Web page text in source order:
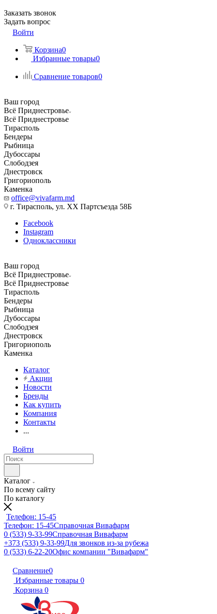
Заказать звонок
Задать вопрос
Войти
Корзина0
Избранные товары0
Сравнение товаров0
Ваш город
Всё Приднестровье
Всё Приднестровье
Тирасполь
Бендеры
Рыбница
Дубоссары
Слободзея
Днестровск
Григориополь
Каменка
office@vivafarm.md
г. Тирасполь, ул. ХХ Партсъезда 58Б
Facebook
Instagram
Одноклассники
Ваш город
Всё Приднестровье
Всё Приднестровье
Тирасполь
Бендеры
Рыбница
Дубоссары
Слободзея
Днестровск
Григориополь
Каменка
Каталог
Акции
Новости
Бренды
Как купить
Компания
Контакты
...
Войти
Каталог
По всему сайту
По каталогу
Телефон: 15-45
Телефон: 15-45Справочная Вивафарм
0 (533) 9-33-99Справочная Вивафарм
+373 (533) 9-33-99Для звонков из-за рубежа
0 (533) 6-22-20Офис компании "Вивафарм"
Сравнение0
Избранные товары 0
Корзина 0